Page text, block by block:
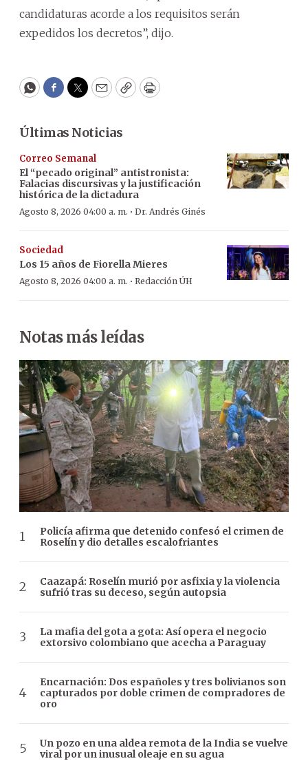
candidaturas acorde a los requisitos serán
expedidos los decretos”, dijo.
WhatsApp
Facebook
Twitter
EmailCopyPrint
Últimas Noticias
Correo Semanal
El “pecado original” antistronista:
Falacias discursivas y la justificación
histórica de la dictadura
Agosto 8, 2026 04:00 a. m. · Dr. Andrés Ginés
Sociedad
Los 15 años de Fiorella Mieres
Agosto 8, 2026 04:00 a. m. · Redacción ÚH
Notas más leídas
Policía afirma que detenido confesó el crimen de
Roselín y dio detalles escalofriantes
Caazapá: Roselín murió por asfixia y la violencia
sufrió tras su deceso, según autopsia
La mafia del gota a gota: Así opera el negocio
extorsivo colombiano que acecha a Paraguay
Encarnación: Dos españoles y tres bolivianos son
capturados por doble crimen de compradores de
oro
Un pozo en una aldea remota de la India se vuelve
viral por un inusual oleaje en su agua